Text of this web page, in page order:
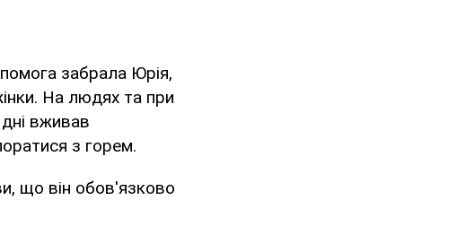
забрала Юрія,
На людях та при
дні вживав
з горем.
що він обов'язково